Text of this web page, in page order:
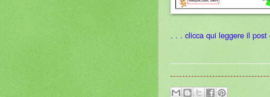
. . . clicca qui leggere il post